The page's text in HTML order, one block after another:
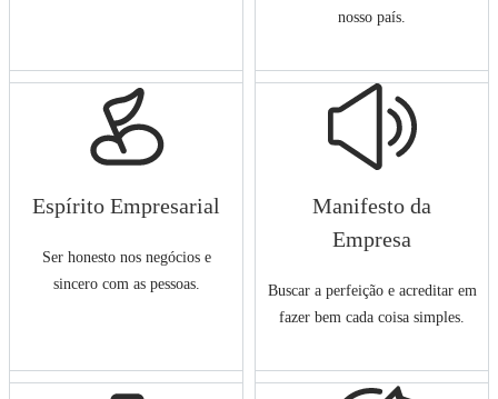
nosso país.
Espírito Empresarial
Ser honesto nos negócios e
sincero com as pessoas.
Manifesto da
Empresa
Buscar a perfeição e acreditar em
fazer bem cada coisa simples.